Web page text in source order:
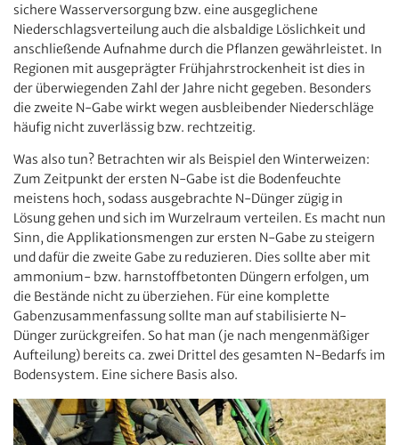
sichere Wasserversorgung bzw. eine ausgeglichene
Niederschlagsverteilung auch die alsbaldige Löslichkeit und
anschließende Aufnahme durch die Pflanzen gewährleistet. In
Regionen mit ausgeprägter Frühjahrstrockenheit ist dies in
der überwiegenden Zahl der Jahre nicht gegeben. Besonders
die zweite N-Gabe wirkt wegen ausbleibender Niederschläge
häufig nicht zuverlässig bzw. rechtzeitig.
Was also tun? Betrachten wir als Beispiel den Winterweizen:
Zum Zeitpunkt der ersten N-Gabe ist die Bodenfeuchte
meistens hoch, sodass ausgebrachte N-Dünger zügig in
Lösung gehen und sich im Wurzelraum verteilen. Es macht nun
Sinn, die Applikationsmengen zur ersten N-Gabe zu steigern
und dafür die zweite Gabe zu reduzieren. Dies sollte aber mit
ammonium- bzw. harnstoffbetonten Düngern erfolgen, um
die Bestände nicht zu überziehen. Für eine komplette
Gabenzusammenfassung sollte man auf stabilisierte N-
Dünger zurückgreifen. So hat man (je nach mengenmäßiger
Aufteilung) bereits ca. zwei Drittel des gesamten N-Bedarfs im
Bodensystem. Eine sichere Basis also.